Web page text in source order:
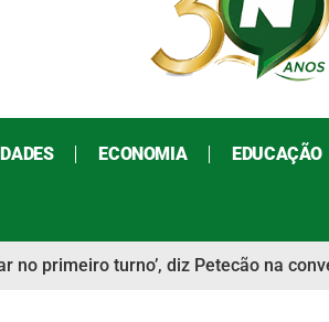
ECONOMIA EDUCAÇÃO
no primeiro turno’, diz Petecão na